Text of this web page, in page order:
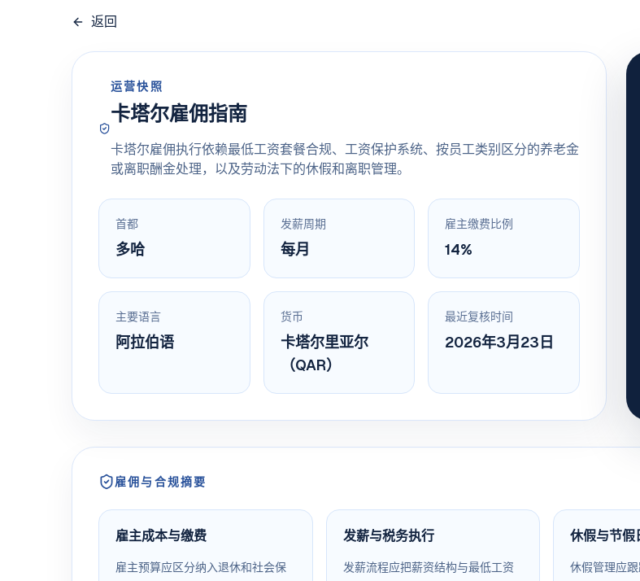
返回
运营快照
卡塔尔雇佣指南
卡塔尔雇佣执行依赖最低工资套餐合规、工资保护系统、按员工类别区分的养老金
或离职酬金处理，以及劳动法下的休假和离职管理。
首都
多哈
发薪周期
每月
雇主缴费比例
14%
主要语言
阿拉伯语
货币
卡塔尔里亚尔
（QAR）
最近复核时间
2026年3月23日
雇佣与合规摘要
雇主成本与缴费
雇主预算应区分纳入退休和社会保
发薪与税务执行
发薪流程应把薪资结构与最低工资
休假与节假
休假管理应